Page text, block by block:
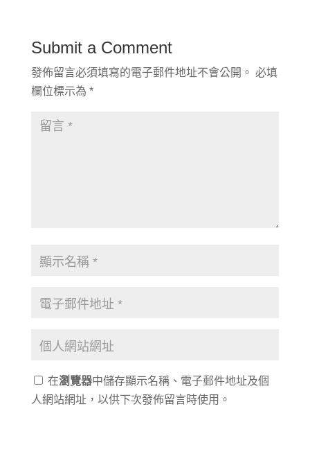
Submit a Comment
發佈留言必須填寫的電子郵件地址不會公開。 必填
欄位標示為 *
在瀏覽器中儲存顯示名稱、電子郵件地址及個
人網站網址，以供下次發佈留言時使用。